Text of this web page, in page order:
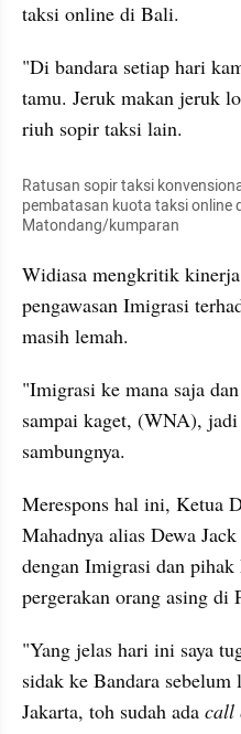
taksi online di Bali.
"Di bandara setiap hari
tamu. Jeruk makan jeruk
riuh sopir taksi lain.
Ratusan sopir taksi
pembatasan kuota taksi online
Matondang/kumparan
Widiasa mengkritik
pengawasan Imigrasi
masih lemah.
"Imigrasi ke mana saja
sampai kaget, (WNA), jadi
sambungnya.
Merespons hal ini, Ketua
Mahadnya alias Dewa
dengan Imigrasi dan
pergerakan orang asing di
"Yang jelas hari ini saya
sidak ke Bandara
Jakarta, toh sudah ada call